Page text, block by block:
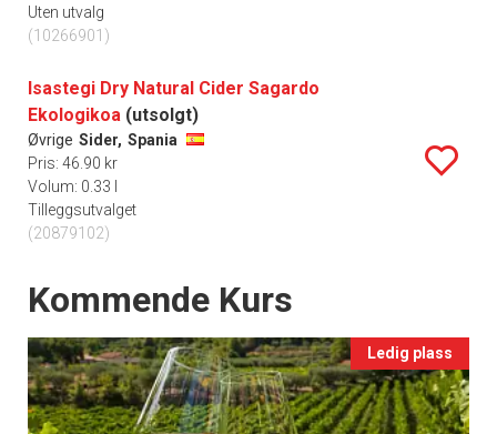
Uten utvalg
(10266901)
Isastegi Dry Natural Cider Sagardo
Ekologikoa (utsolgt)
Øvrige Sider, Spania
Pris: 46.90 kr
Volum: 0.33 l
Tilleggsutvalget
(20879102)
Events
Kommende Kurs
Ledig plass